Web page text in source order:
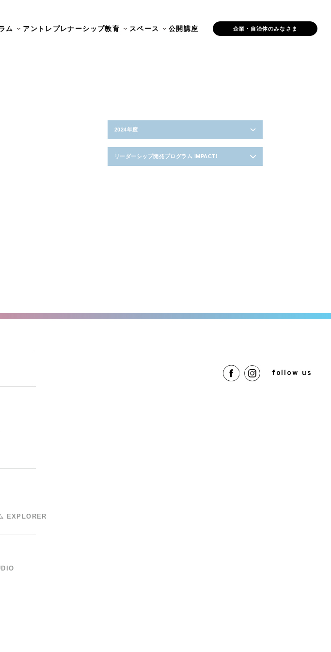
ム アントレプレナーシップ教育 スペース 公開講座 企業・自治体のみなさま
2024年度
リーダーシップ開発プログラム iMPACT!
EXPLORER
follow us